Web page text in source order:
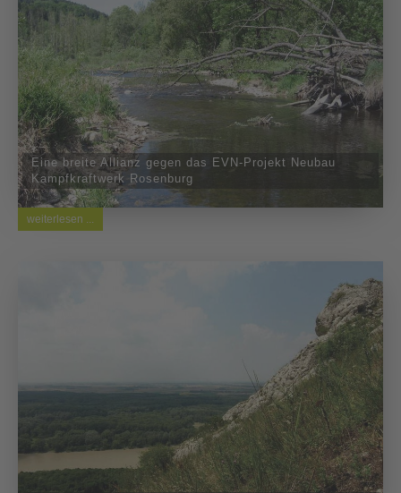
Eine breite Allianz gegen das EVN-Projekt Neubau
Kampfkraftwerk Rosenburg
weiterlesen ...